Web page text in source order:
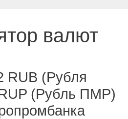
валют
RUB (Рубля
(Рубль ПМР)